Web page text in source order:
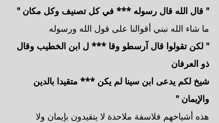
" قال الله قال رسوله *** في كل تصنيف وكل مكان "
ما شاء الله نبني أقوالنا على قول الله ورسوله
" لكن تقولوا قال آرسطو وقا *** ل ابن الخطيب وقال
ذو العرفان
شيخ لكم يدعى ابن سينا لم يكن *** متقيدا بالدين
والإيمان "
هذه أشياخهم فلاسفة ملاحدة لا يتقيدون بإيمان ولا